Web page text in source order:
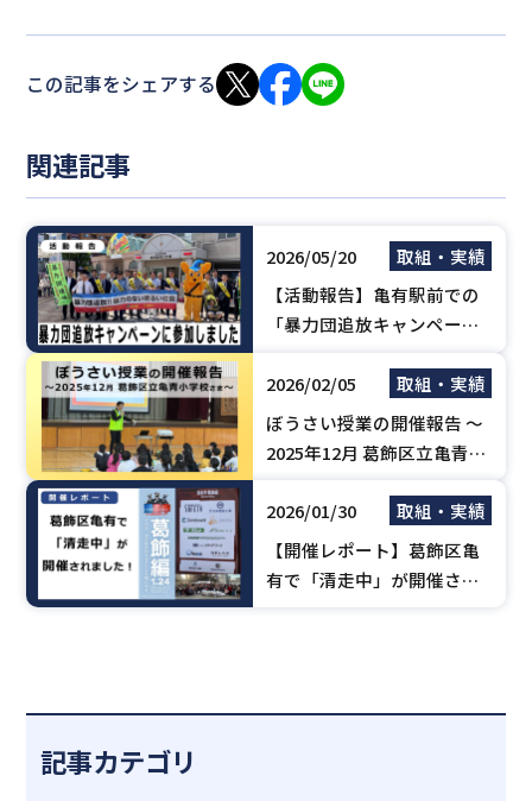
この記事をシェアする
関連記事
2026/05/20
取組・実績
【活動報告】亀有駅前での
「暴力団追放キャンペー
不防協）
2026/02/05
取組・実績
ぼうさい授業の開催報告 ～
2025年12月 葛飾区立亀青小
2026/01/30
取組・実績
【開催レポート】葛飾区亀
有で「清走中」が開催され
記事カテゴリ